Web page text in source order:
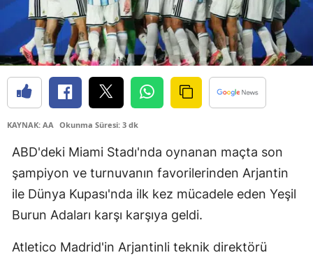
Çanakkale
Çankırı
Çorum
Denizli
Edirne
Erzurum
KAYNAK: AA Okunma Süresi: 3 dk
ABD'deki Miami Stadı'nda oynanan maçta son
şampiyon ve turnuvanın favorilerinden Arjantin
ile Dünya Kupası'nda ilk kez mücadele eden Yeşil
Burun Adaları karşı karşıya geldi.
Atletico Madrid'in Arjantinli teknik direktörü